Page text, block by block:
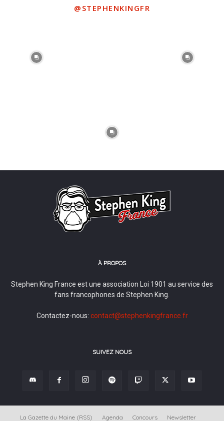
@STEPHENKINGFR
À PROPOS
Stephen King France est une association Loi 1901 au service des
fans francophones de Stephen King.
Contactez-nous: contact@stephenkingfrance.fr
SUIVEZ NOUS
La Gazette du Maine (RSS) Agenda Concours Newsletter